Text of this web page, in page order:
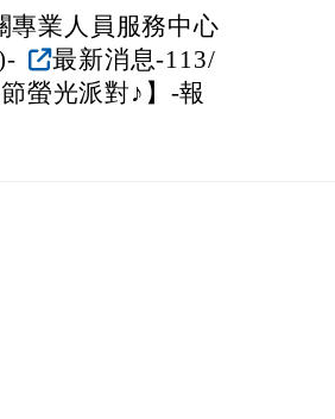
專業人員服務中心
最新消息-113/
螢光派對♪】-報